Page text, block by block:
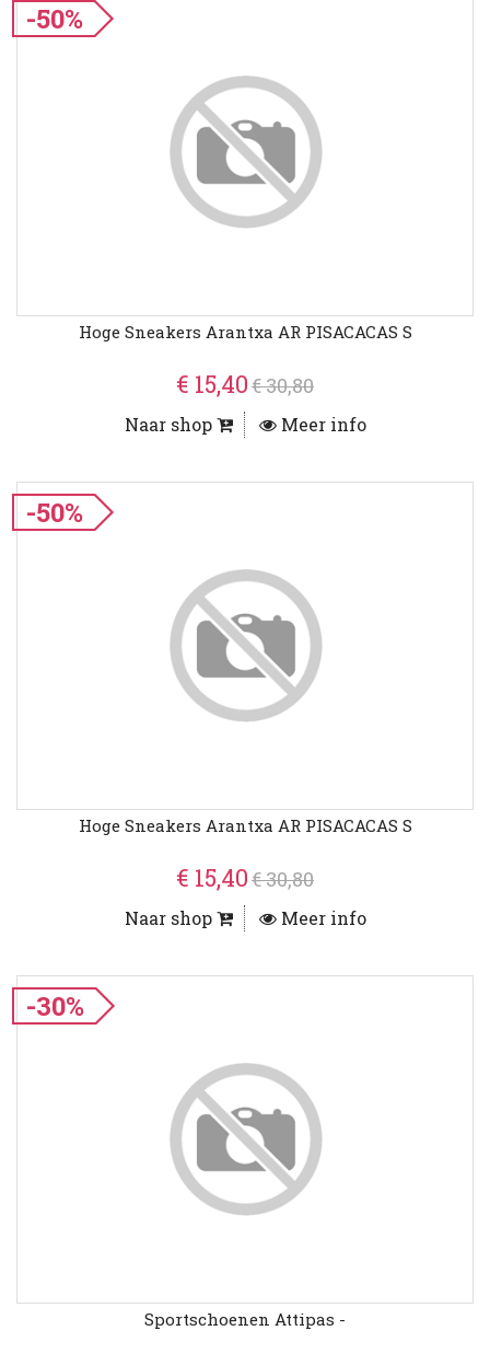
-50%
Hoge Sneakers Arantxa AR PISACACAS S
€ 15,40€ 30,80
Naar shop Meer info
-50%
Hoge Sneakers Arantxa AR PISACACAS S
€ 15,40€ 30,80
Naar shop Meer info
-30%
Sportschoenen Attipas -